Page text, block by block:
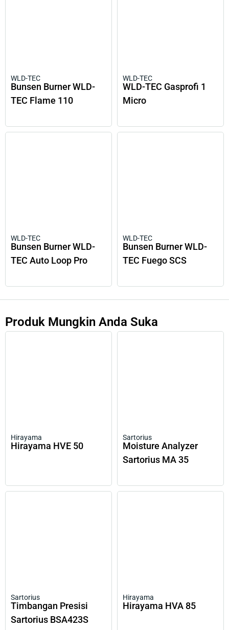
WLD-TEC
Bunsen Burner WLD-
TEC Flame 110
WLD-TEC
WLD-TEC Gasprofi 1
Micro
WLD-TEC
Bunsen Burner WLD-
TEC Auto Loop Pro
WLD-TEC
Bunsen Burner WLD-
TEC Fuego SCS
Produk Mungkin Anda Suka
Hirayama
Hirayama HVE 50
Sartorius
Moisture Analyzer
Sartorius MA 35
Sartorius
Timbangan Presisi
Sartorius BSA423S
Hirayama
Hirayama HVA 85